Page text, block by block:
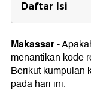
Daftar Isi
Kode
Cara
1. Cara
2. Cara
Makassar-
menantikan kode
Berikut kumpulan
pada hari ini.